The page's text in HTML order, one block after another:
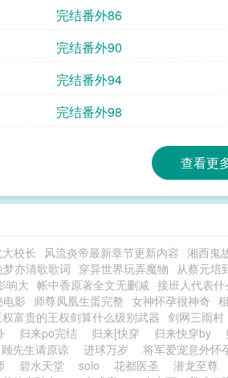
完结番外86
完结番外90
完结番外94
完结番外98
查看更
校长 风流炎帝最新章节更新内容 湘西鬼
梦亦清歌歌词 穿异世界玩弄魔物 从蔡元培
响大 帐中香原著全文无删减 接班人代表什
影 师尊凤凰生蛋完整 女神怀孕很神奇
富贵的王权剑算什么级别武器 剑网三雨村
归来po完结 归来[快穿 归来快穿by
顾先生请原谅 进球万岁 将军爱宠意外怀
碧水天堂 solo 花都医圣 潜龙至尊